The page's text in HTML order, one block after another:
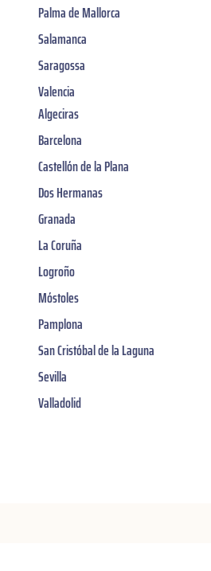
Palma de Mallorca
Salamanca
Saragossa
Valencia
Algeciras
Barcelona
Castellón de la Plana
Dos Hermanas
Granada
La Coruña
Logroño
Móstoles
Pamplona
San Cristóbal de la Laguna
Sevilla
Valladolid